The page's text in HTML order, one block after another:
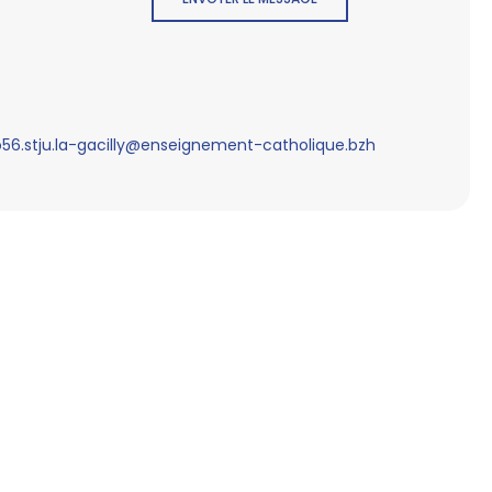
gacilly@enseignement-catholique.bzh